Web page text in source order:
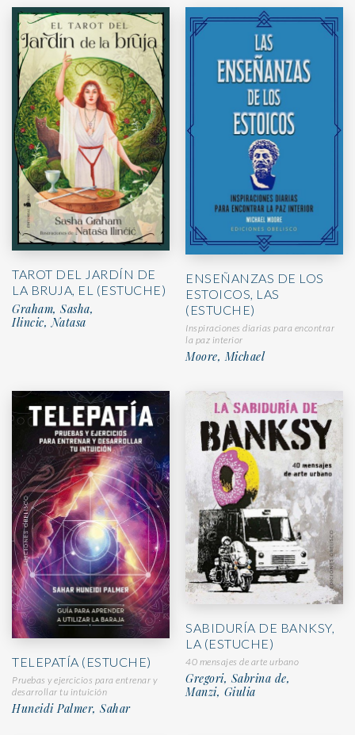
TAROT DEL JARDÍN DE
LA BRUJA, EL (ESTUCHE)
Graham, Sasha,
Ilincic, Natasa
ENSEÑANZAS DE LOS
ESTOICOS, LAS
(ESTUCHE)
Inspiraciones diarias para encontrar
la paz interior
Moore, Michael
TELEPATÍA (ESTUCHE)
Pruebas y ejercicios para entrenar y
desarrollar tu intuición
Huneidi Palmer, Sahar
SABIDURÍA DE BANKSY,
LA (ESTUCHE)
40 mensajes de arte urbano
Gregori, Sabrina de,
Manzi, Giulia